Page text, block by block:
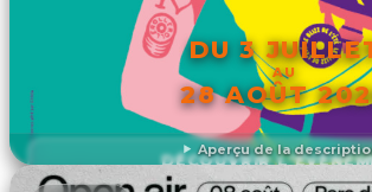
Aperçu de la
DU 3
AU
28 AOÛT
DÉCOUVRIR